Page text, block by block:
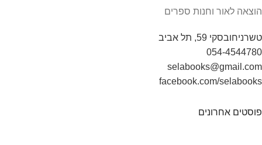
הוצאה לאור וחנות ספרים
טשרניחובסקי 59, תל אביב
054-4544780
selabooks@gmail.com
facebook.com/selabooks
פוסטים אחרונים